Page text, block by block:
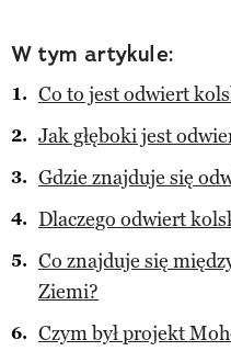
W tym artykule:
Co to jest odwiert
Jak głęboki jest
Gdzie znajduje się
Dlaczego odwiert
Co znajduje się
Ziemi?
Czym był projekt